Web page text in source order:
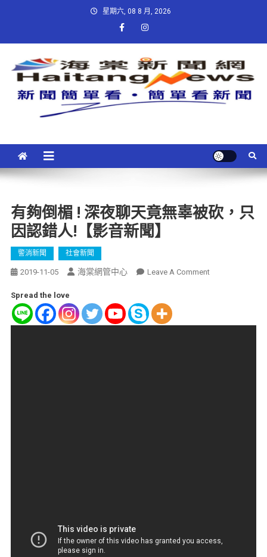
星期六, 08 8 月, 2026
有夠倒楣 ! 深夜聊天竟無辜被砍，只
因認錯人!【影音新聞】
警消新聞 社會新聞
2019-11-05 海棠網管中心 Leave A Comment
Spread the love